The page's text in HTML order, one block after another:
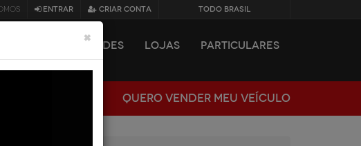
×
ENTRAR CRIAR CONTA TODO BRASIL
NOVIDADES LOJAS PARTICULARES
QUERO VENDER MEU VEÍCULO